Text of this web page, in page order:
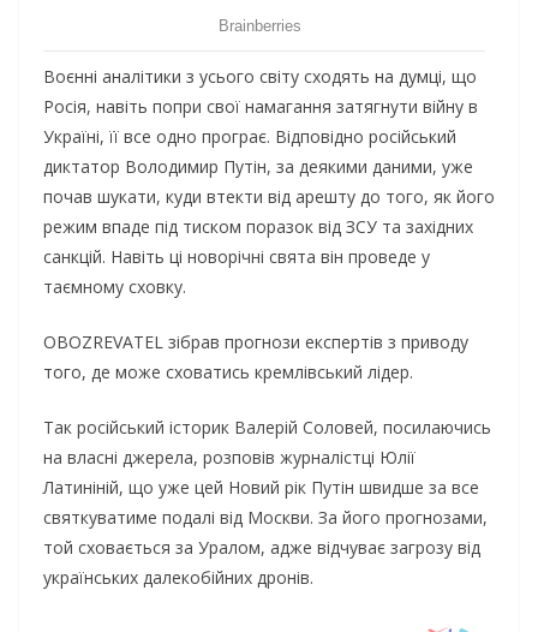
Воєнні аналітики з усього світу сходять на думці, що
Росія, навіть попри свої намагання затягнути війну в
Україні, її все одно програє. Відповідно російський
диктатор Володимир Путін, за деякими даними, уже
почав шукати, куди втекти від арешту до того, як його
режим впаде під тиском поразок від ЗСУ та західних
санкцій. Навіть ці новорічні свята він проведе у
таємному сховку.
OBOZREVATEL зібрав прогнози експертів з приводу
того, де може сховатись кремлівський лідер.
Так російський історик Валерій Соловей, посилаючись
на власні джерела, розповів журналістці Юлії
Латиніній, що уже цей Новий рік Путін швидше за все
святкуватиме подалі від Москви. За його прогнозами,
той сховається за Уралом, адже відчуває загрозу від
українських далекобійних дронів.